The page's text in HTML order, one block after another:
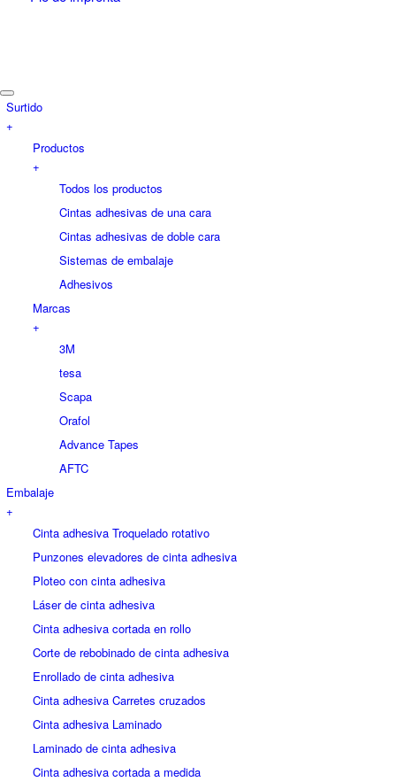
Surtido
+
Productos
+
Todos los productos
Cintas adhesivas de una cara
Cintas adhesivas de doble cara
Sistemas de embalaje
Adhesivos
Marcas
+
3M
tesa
Scapa
Orafol
Advance Tapes
AFTC
Embalaje
+
Cinta adhesiva Troquelado rotativo
Punzones elevadores de cinta adhesiva
Ploteo con cinta adhesiva
Láser de cinta adhesiva
Cinta adhesiva cortada en rollo
Corte de rebobinado de cinta adhesiva
Enrollado de cinta adhesiva
Cinta adhesiva Carretes cruzados
Cinta adhesiva Laminado
Laminado de cinta adhesiva
Cinta adhesiva cortada a medida